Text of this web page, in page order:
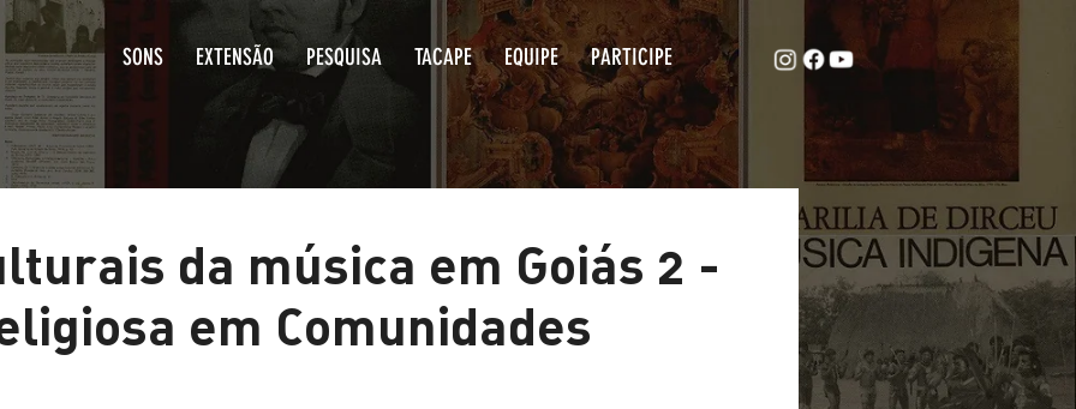
SONS EXTENSÃO PESQUISA TACAPE EQUIPE PARTICIPE
da música em Goiás 2 -
em Comunidades